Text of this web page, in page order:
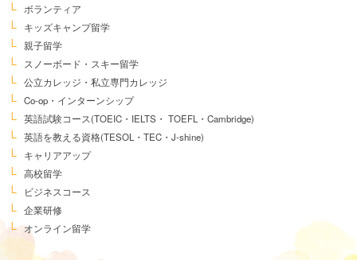
ボランティア
キッズキャンプ留学
親子留学
スノーボード・スキー留学
公立カレッジ・私立専門カレッジ
Co-op・インターンシップ
英語試験コース(TOEIC・IELTS・ TOEFL・Cambridge)
英語を教える資格(TESOL・TEC・J-shine)
キャリアアップ
高校留学
ビジネスコース
企業研修
オンライン留学